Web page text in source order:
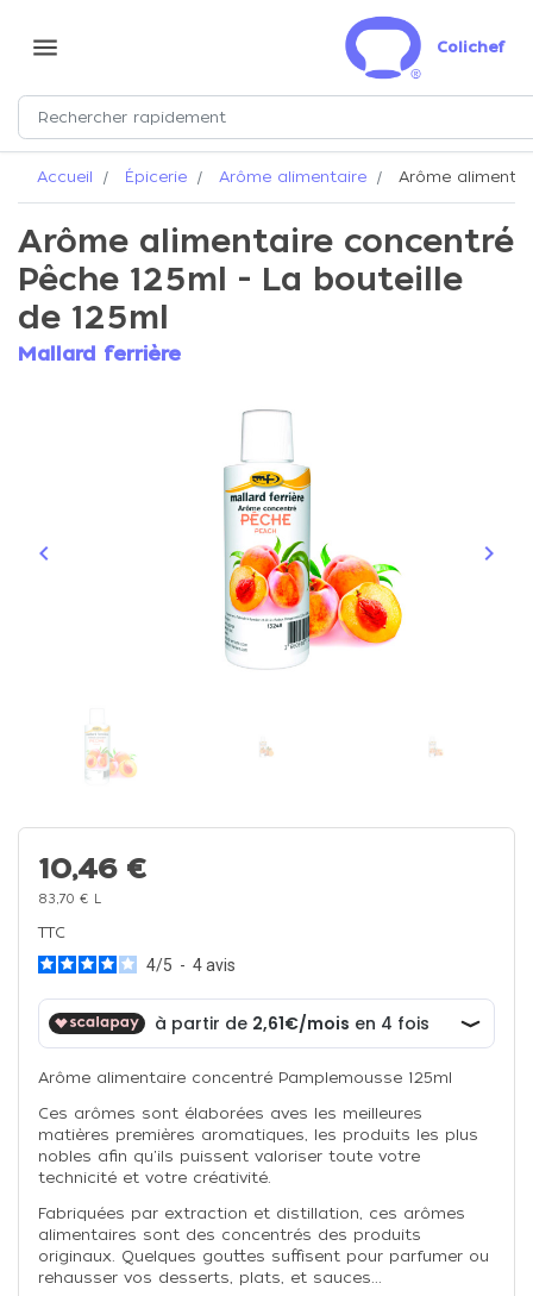
menu Colichef
Accueil Épicerie Arôme alimentaire Arôme
Arôme alimentaire concentré
Pêche 125ml - La bouteille
de 125ml
Mallard ferrière
Précédent
keyboard_arrow_left keyboard_arrow_right
10,46 €
83,70 € L
TTC
4/5 - 4avis
Arôme alimentaire concentré Pamplemousse 125ml
Ces arômes sont élaborées aves les meilleures
matières premières aromatiques, les produits les plus
nobles afin qu'ils puissent valoriser toute votre
technicité et votre créativité.
Fabriquées par extraction et distillation, ces arômes
alimentaires sont des concentrés des produits
originaux. Quelques gouttes suffisent pour parfumer ou
rehausser vos desserts, plats, et sauces...